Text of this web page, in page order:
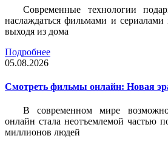
Современные технологии
наслаждаться фильмами и сериалами
выходя из дома
Подробнее
05.08.2026
Смотреть фильмы онлайн: Новая
В современном мире
онлайн стала неотъемлемой частью
миллионов людей